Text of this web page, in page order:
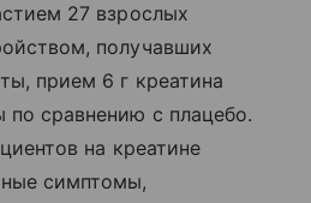
27 взрослых
получавших
прием 6 г креатина
сравнению с плацебо.
на креатине
симптомы,